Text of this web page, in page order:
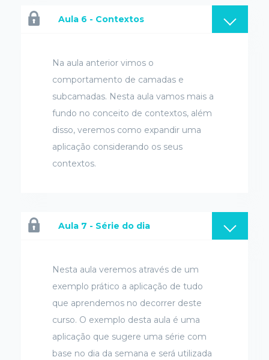
Aula 6 - Contextos
Na aula anterior vimos o
comportamento de camadas e
subcamadas. Nesta aula vamos mais a
fundo no conceito de contextos, além
disso, veremos como expandir uma
aplicação considerando os seus
contextos.
Aula 7 - Série do dia
Nesta aula veremos através de um
exemplo prático a aplicação de tudo
que aprendemos no decorrer deste
curso. O exemplo desta aula é uma
aplicação que sugere uma série com
base no dia da semana e será utilizada